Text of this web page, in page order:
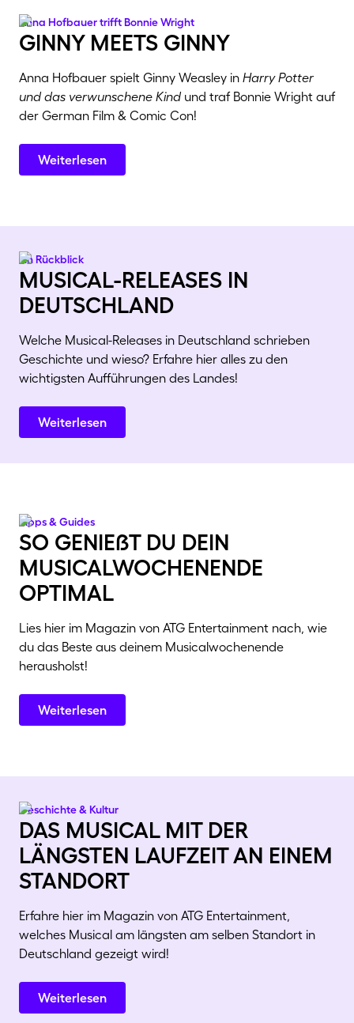
ginny meets ginny
Anna Hofbauer trifft Bonnie Wright
Anna Hofbauer spielt Ginny Weasley in Harry Potter
und das verwunschene Kind und traf Bonnie Wright auf
der German Film & Comic Con!
Weiterlesen
musical-releases in
deutschland
Ein Rückblick
Welche Musical-Releases in Deutschland schrieben
Geschichte und wieso? Erfahre hier alles zu den
wichtigsten Aufführungen des Landes!
Weiterlesen
so genießt du dein
musicalwochenende
optimal
Tipps & Guides
Lies hier im Magazin von ATG Entertainment nach, wie
du das Beste aus deinem Musicalwochenende
herausholst!
Weiterlesen
das musical mit der
längsten laufzeit an einem
standort
Geschichte & Kultur
Erfahre hier im Magazin von ATG Entertainment,
welches Musical am längsten am selben Standort in
Deutschland gezeigt wird!
Weiterlesen